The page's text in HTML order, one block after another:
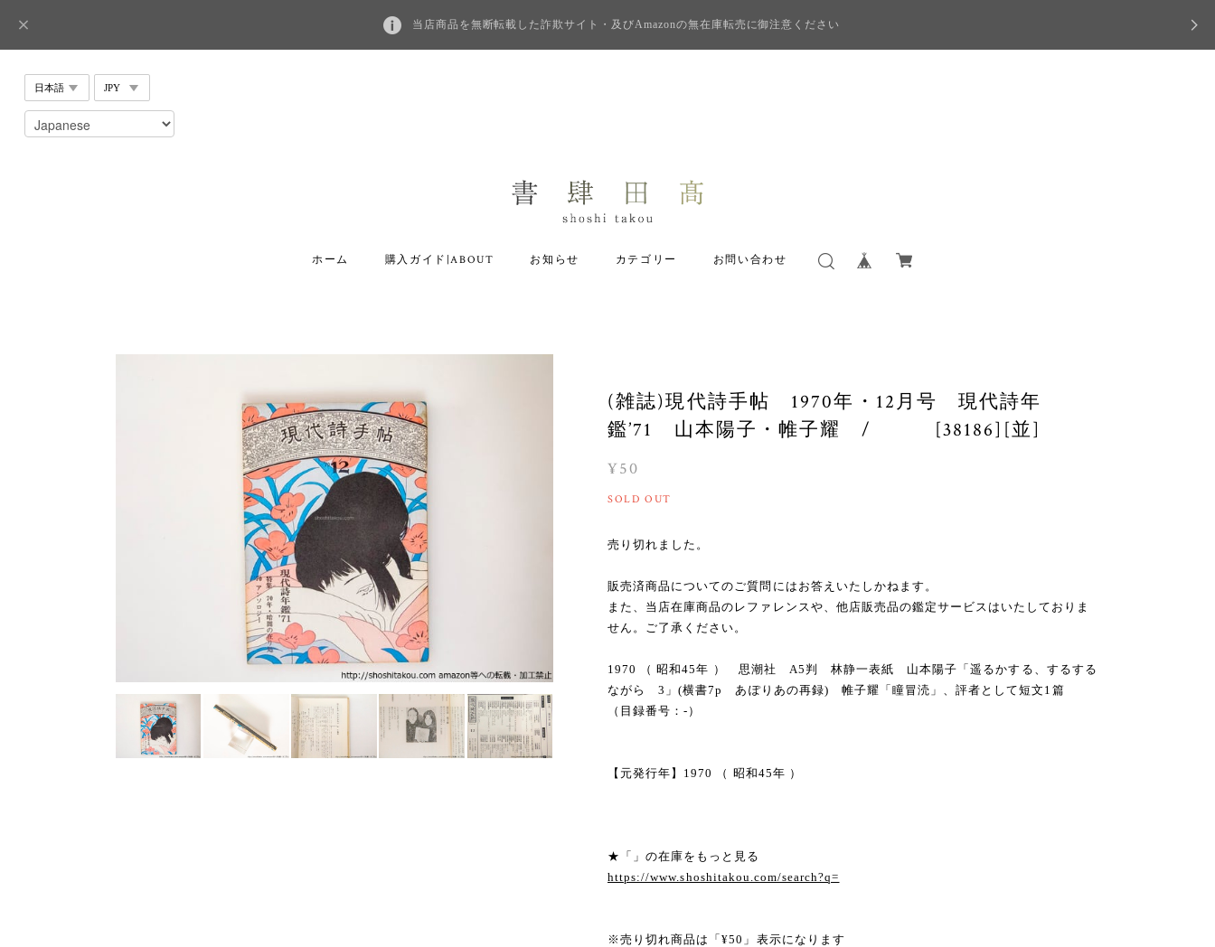
当店商品を無断転載した詐欺サイト・及びAmazonの無在庫転売に御注意ください
ホーム 購入ガイド|ABOUT お知らせ カテゴリー お問い合わせ
(雑誌)現代詩手帖 1970年・12月号 現代詩年
鑑’71 山本陽子・帷子耀 / [38186][並]
¥50
SOLD OUT
売り切れました。
販売済商品についてのご質問にはお答えいたしかねます。
また、当店在庫商品のレファレンスや、他店販売品の鑑定サービスはいたしておりま
せん。ご了承ください。
1970 （ 昭和45年 ） 思潮社 A5判 林静一表紙 山本陽子「遥るかする、するする
ながら 3」(横書7p あぽりあの再録) 帷子耀「瞳冒涜」、評者として短文1篇
（目録番号：-）
【元発行年】1970 （ 昭和45年 ）
★「」の在庫をもっと見る
https://www.shoshitakou.com/search?q=
※売り切れ商品は「¥50」表示になります